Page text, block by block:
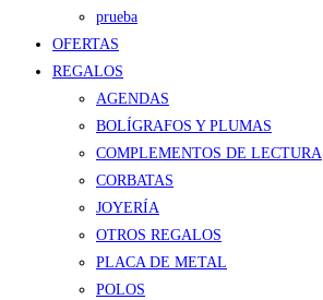
prueba
OFERTAS
REGALOS
AGENDAS
BOLÍGRAFOS Y PLUMAS
COMPLEMENTOS DE LECTURA
CORBATAS
JOYERÍA
OTROS REGALOS
PLACA DE METAL
POLOS